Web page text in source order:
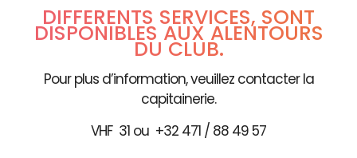
DIFFÉRENTS SERVICES, SONT
DISPONIBLES AUX ALENTOURS
DU CLUB.
Pour plus d’information, veuillez contacter la
capitainerie.
VHF 31 ou +32 471 / 88 49 57